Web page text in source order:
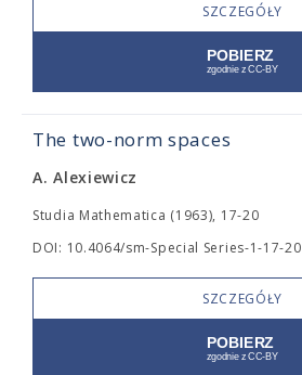
SZCZEGÓŁY
The two-norm spaces
A. Alexiewicz
Studia Mathematica (1963), 17-20
DOI: 10.4064/sm-Special Series-1-17-20
SZCZEGÓŁY